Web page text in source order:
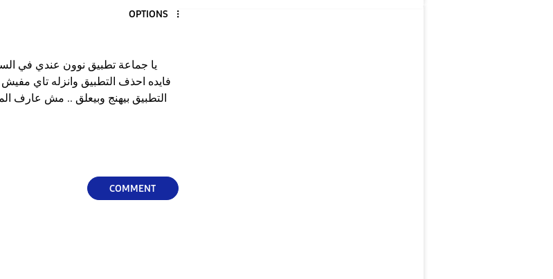
OPTIONS
يا جماعة تطبيق نوون عندي في
فايده احذف التطبيق وانزله تاي
التطبيق بيهنج وبيعلق .. مش عارف
COMMENT